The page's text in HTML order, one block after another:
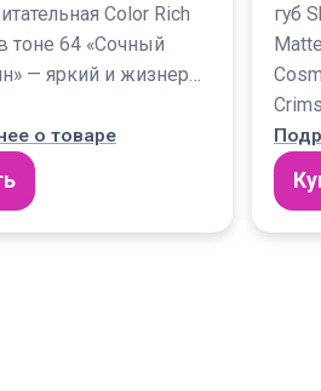
Color Rich
тоне 64 «Сочный
— яркий и жизнер…
о товаре
губ